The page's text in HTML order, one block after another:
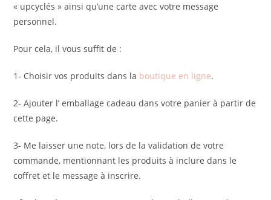
« upcyclés » ainsi qu’une carte avec votre message
personnel.
Pour cela, il vous suffit de :
1- Choisir vos produits dans la boutique en ligne.
2- Ajouter l’ emballage cadeau dans votre panier à partir de
cette page.
3- Me laisser une note, lors de la validation de votre
commande, mentionnant les produits à inclure dans le
coffret et le message à inscrire.